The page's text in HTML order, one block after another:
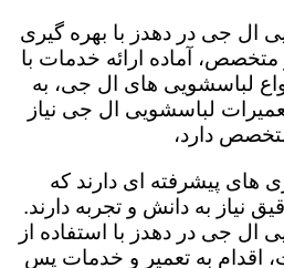
ال جی در دهدز با بهره گیری
آماده ارائه خدمات با
لباسشویی های ال جی، به
لباسشویی ال جی نیاز
دارد،
های پیشرفته ای دارند که
نیاز به دانش و تجربه دارند.
ال جی در دهدز با استفاده از
اقدام به تعمیر و خدمات پس